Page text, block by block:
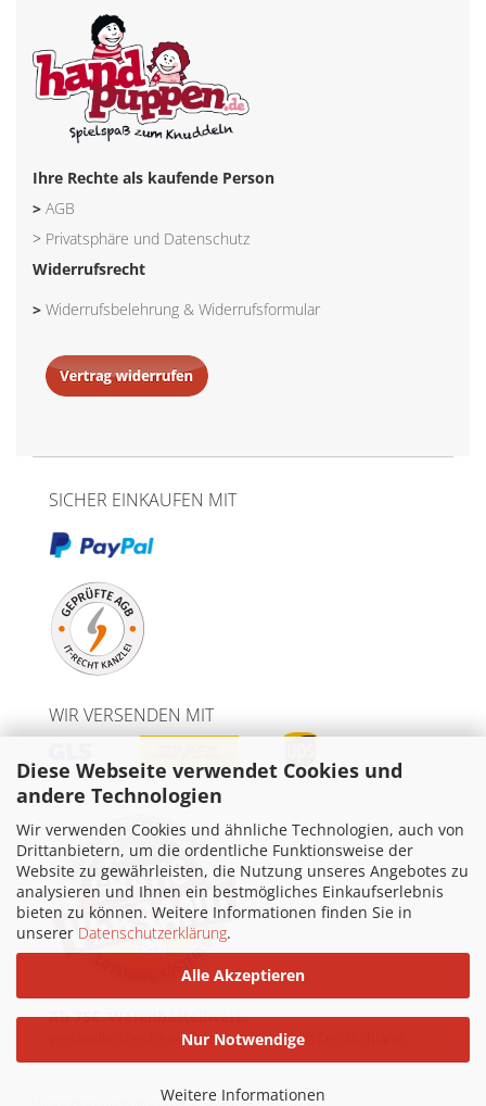
Diese Webseite verwendet Cookies und
andere Technologien
Wir verwenden Cookies und ähnliche Technologien, auch von
Drittanbietern, um die ordentliche Funktionsweise der
Website zu gewährleisten, die Nutzung unseres Angebotes zu
analysieren und Ihnen ein bestmögliches Einkaufserlebnis
bieten zu können. Weitere Informationen finden Sie in
unserer Datenschutzerklärung.
Alle Akzeptieren
Nur Notwendige
Weitere Informationen
Ihre Rechte als kaufende Person
> AGB
> Privatsphäre und Datenschutz
Widerrufsrecht
> Widerrufsbelehrung & Widerrufsformular
SICHER EINKAUFEN MIT
WIR VERSENDEN MIT
Ab 75€ Warenbestellwert
versandkostenfreie Lieferung innerhalb Deutschland.